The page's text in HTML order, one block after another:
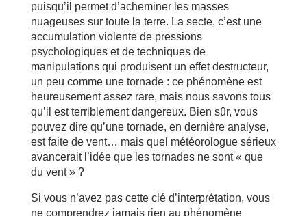
puisqu’il permet d’acheminer les masses
nuageuses sur toute la terre. La secte, c’est une
accumulation violente de pressions
psychologiques et de techniques de
manipulations qui produisent un effet destructeur,
un peu comme une tornade : ce phénomène est
heureusement assez rare, mais nous savons tous
qu’il est terriblement dangereux. Bien sûr, vous
pouvez dire qu’une tornade, en dernière analyse,
est faite de vent… mais quel météorologue sérieux
avancerait l’idée que les tornades ne sont « que
du vent » ?
Si vous n’avez pas cette clé d’interprétation, vous
ne comprendrez jamais rien au phénomène